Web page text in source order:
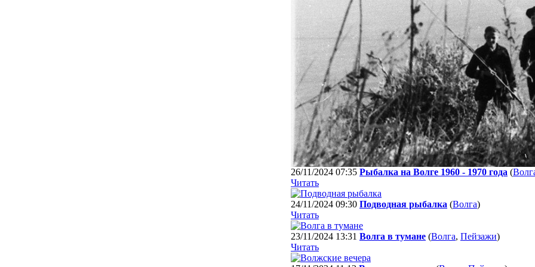
26/11/2024 07:35 Рыбалка на Волге 1960 - 1970 года (
Читать
24/11/2024 09:30 Подводная рыбалка (Волга)
Читать
23/11/2024 13:31 Волга в тумане (Волга, Пейзажи)
Читать